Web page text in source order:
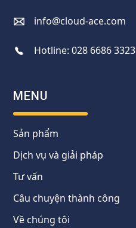
info@cloud-ace.com
Hotline:028 6686 3323
MENU
Sản phẩm
Dịch vụ và giải pháp
Tư vấn
Câu chuyện thành công
Về chúng tôi